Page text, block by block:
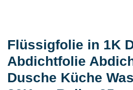
Flüssigfolie in 1K
Abdichtfolie
Dusche Küche